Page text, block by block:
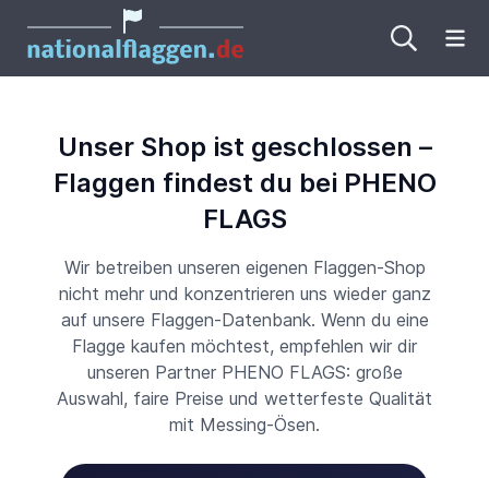
Unser Shop ist geschlossen –
Flaggen findest du bei PHENO
FLAGS
Wir betreiben unseren eigenen Flaggen-Shop
nicht mehr und konzentrieren uns wieder ganz
auf unsere Flaggen-Datenbank. Wenn du eine
Flagge kaufen möchtest, empfehlen wir dir
unseren Partner PHENO FLAGS: große
Auswahl, faire Preise und wetterfeste Qualität
mit Messing-Ösen.